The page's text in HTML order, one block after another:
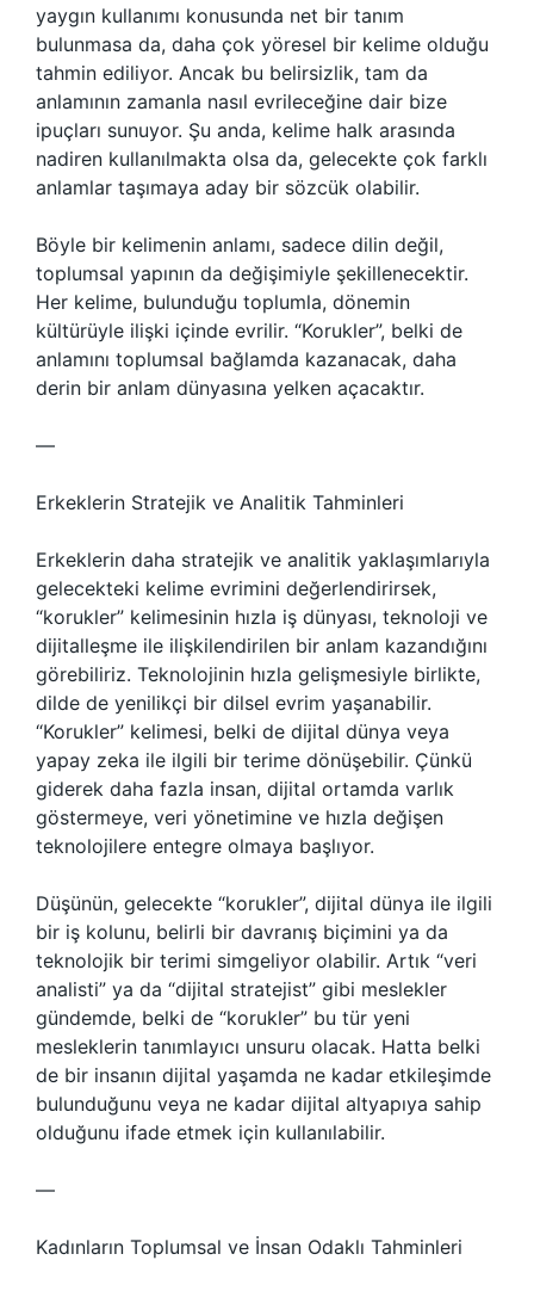
yaygın kullanımı konusunda net bir tanım
bulunmasa da, daha çok yöresel bir kelime olduğu
tahmin ediliyor. Ancak bu belirsizlik, tam da
anlamının zamanla nasıl evrileceğine dair bize
ipuçları sunuyor. Şu anda, kelime halk arasında
nadiren kullanılmakta olsa da, gelecekte çok farklı
anlamlar taşımaya aday bir sözcük olabilir.
Böyle bir kelimenin anlamı, sadece dilin değil,
toplumsal yapının da değişimiyle şekillenecektir.
Her kelime, bulunduğu toplumla, dönemin
kültürüyle ilişki içinde evrilir. “Korukler”, belki de
anlamını toplumsal bağlamda kazanacak, daha
derin bir anlam dünyasına yelken açacaktır.
—
Erkeklerin Stratejik ve Analitik Tahminleri
Erkeklerin daha stratejik ve analitik yaklaşımlarıyla
gelecekteki kelime evrimini değerlendirirsek,
“korukler” kelimesinin hızla iş dünyası, teknoloji ve
dijitalleşme ile ilişkilendirilen bir anlam kazandığını
görebiliriz. Teknolojinin hızla gelişmesiyle birlikte,
dilde de yenilikçi bir dilsel evrim yaşanabilir.
“Korukler” kelimesi, belki de dijital dünya veya
yapay zeka ile ilgili bir terime dönüşebilir. Çünkü
giderek daha fazla insan, dijital ortamda varlık
göstermeye, veri yönetimine ve hızla değişen
teknolojilere entegre olmaya başlıyor.
Düşünün, gelecekte “korukler”, dijital dünya ile ilgili
bir iş kolunu, belirli bir davranış biçimini ya da
teknolojik bir terimi simgeliyor olabilir. Artık “veri
analisti” ya da “dijital stratejist” gibi meslekler
gündemde, belki de “korukler” bu tür yeni
mesleklerin tanımlayıcı unsuru olacak. Hatta belki
de bir insanın dijital yaşamda ne kadar etkileşimde
bulunduğunu veya ne kadar dijital altyapıya sahip
olduğunu ifade etmek için kullanılabilir.
—
Kadınların Toplumsal ve İnsan Odaklı Tahminleri